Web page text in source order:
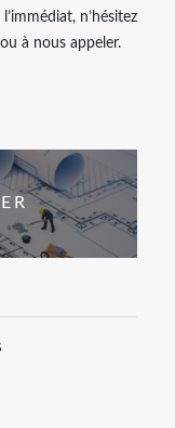
n’hésitez
à nous appeler.